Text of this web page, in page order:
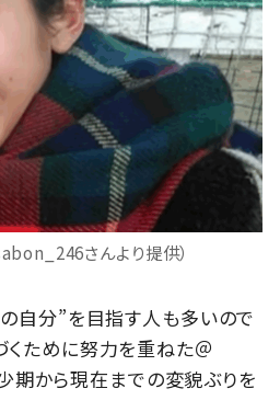
さんより提供）
自分”を目指す人も多いので
くために努力を重ねた＠
期から現在までの変貌ぶりを